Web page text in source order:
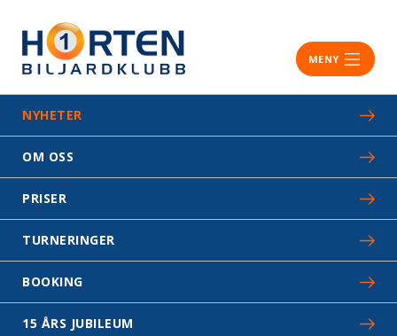
MENY
NYHETER
OM OSS
PRISER
TURNERINGER
BOOKING
15 ÅRS JUBILEUM